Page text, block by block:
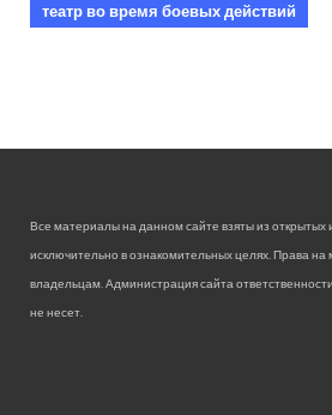
театр во время боевых действий
Все материалы на данном сайте взяты из открытых
исключительно в ознакомительных целях. Права
владельцам. Администрация сайта
не несет.